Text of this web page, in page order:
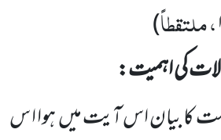
، ملتقطاً)
کی اہمیت:
کا بیان اس آیت میںہوا ا س